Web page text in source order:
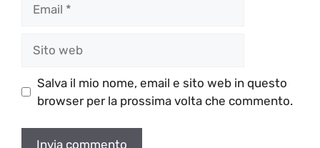
web
Salva il mio nome, email e sito web in questo
browser per la prossima volta che commento.